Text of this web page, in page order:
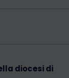
diocesi di